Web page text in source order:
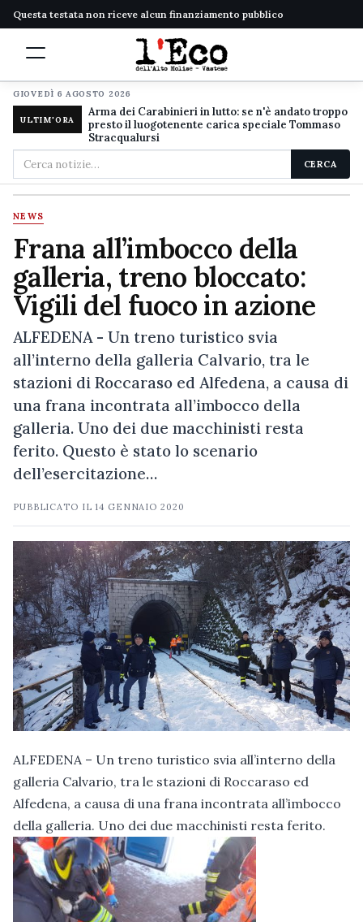
Questa testata non riceve alcun finanziamento pubblico
GIOVEDÌ 6 AGOSTO 2026
ULTIM'ORA
Arma dei Carabinieri in lutto: se n'è andato troppo
presto il luogotenente carica speciale Tommaso
Stracqualursi
Cerca
nel
sito
CERCA
NEWS
Frana all’imbocco della
galleria, treno bloccato:
Vigili del fuoco in azione
ALFEDENA - Un treno turistico svia
all’interno della galleria Calvario, tra le
stazioni di Roccaraso ed Alfedena, a causa di
una frana incontrata all’imbocco della
galleria. Uno dei due macchinisti resta
ferito. Questo è stato lo scenario
dell’esercitazione…
PUBBLICATO IL14 GENNAIO 2020
ALFEDENA – Un treno turistico svia all’interno della
galleria Calvario, tra le stazioni di Roccaraso ed
Alfedena, a causa di una frana incontrata all’imbocco
della galleria. Uno dei due macchinisti resta ferito.